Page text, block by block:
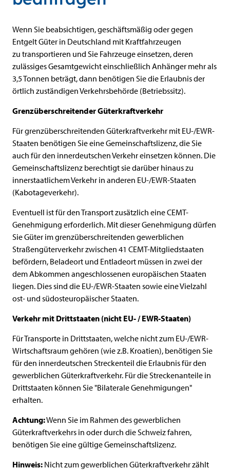
Beschreibung
Wenn Sie beabsichtigen, geschäftsmäßig oder gegen
Entgelt Güter in Deutschland mit Kraftfahrzeugen
zu transportieren und Sie Fahrzeuge einsetzen, deren
zulässiges Gesamtgewicht einschließlich Anhänger mehr als
3,5 Tonnen beträgt, dann benötigen Sie die Erlaubnis der
örtlich zuständigen Verkehrsbehörde (Betriebssitz).
Grenzüberschreitender Güterkraftverkehr
Für grenzüberschreitenden Güterkraftverkehr mit EU-/EWR-
Staaten benötigen Sie eine Gemeinschaftslizenz, die Sie
auch für den innerdeutschen Verkehr einsetzen können. Die
Gemeinschaftslizenz berechtigt sie darüber hinaus zu
innerstaatlichem Verkehr in anderen EU-/EWR-Staaten
(Kabotageverkehr).
Eventuell ist für den Transport zusätzlich eine CEMT-
Genehmigung erforderlich. Mit dieser Genehmigung dürfen
Sie Güter im grenzüberschreitenden gewerblichen
Straßengüterverkehr zwischen 41 CEMT-Mitgliedstaaten
befördern, Beladeort und Entladeort müssen in zwei der
dem Abkommen angeschlossenen europäischen Staaten
liegen. Dies sind die EU-/EWR-Staaten sowie eine Vielzahl
ost- und südosteuropäischer Staaten.
Verkehr mit Drittstaaten (nicht EU- / EWR-Staaten)
Für Transporte in Drittstaaten, welche nicht zum EU-/EWR-
Wirtschaftsraum gehören (wie z.B. Kroatien), benötigen Sie
für den innerdeutschen Streckenteil die Erlaubnis für den
gewerblichen Güterkraftverkehr. Für die Streckenanteile in
Drittstaaten können Sie "Bilaterale Genehmigungen"
erhalten.
Achtung:Wenn Sie im Rahmen des gewerblichen
Güterkraftverkehrs in oder durch die Schweiz fahren,
benötigen Sie eine gültige Gemeinschaftslizenz.
Hinweis: Nicht zum gewerblichen Güterkraftverkehr zählt